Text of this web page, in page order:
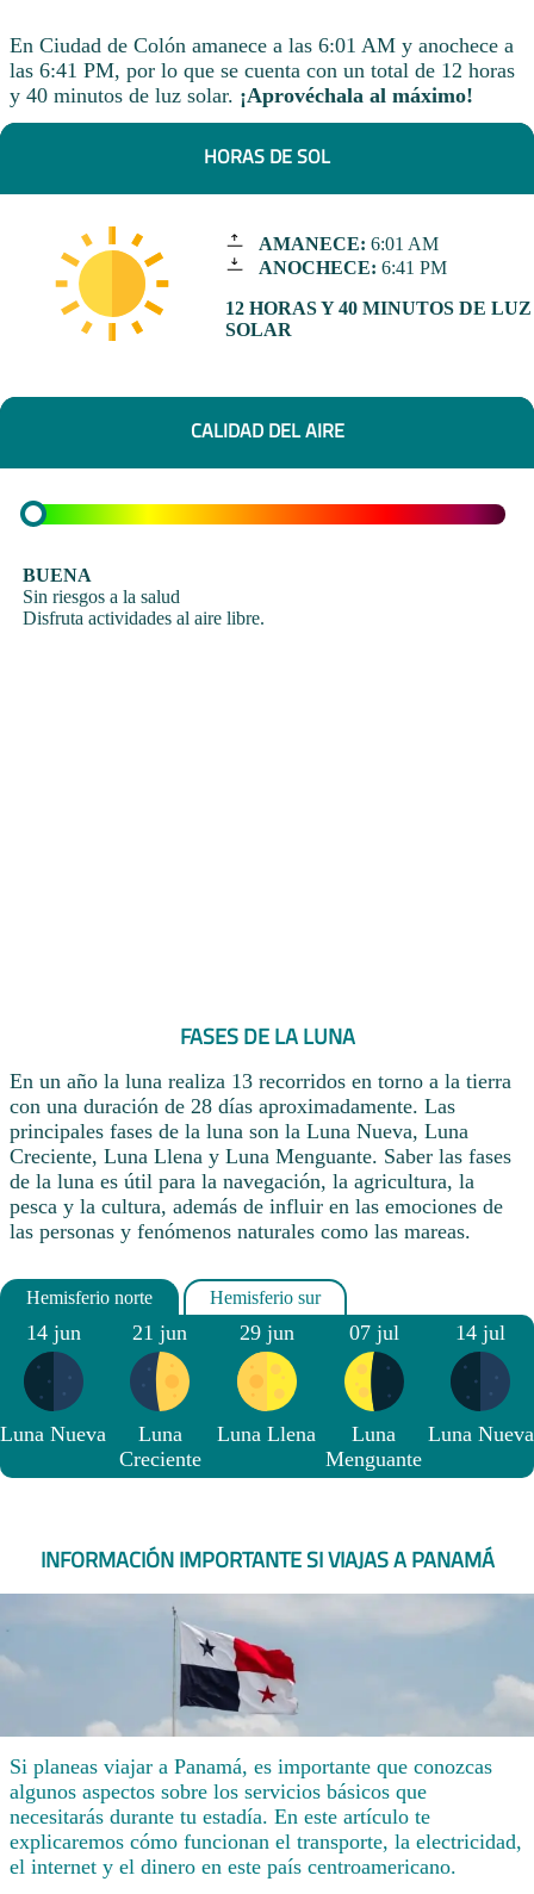
En Ciudad de Colón amanece a las 6:01 AM y anochece a
las 6:41 PM, por lo que se cuenta con un total de 12 horas
y 40 minutos de luz solar. ¡Aprovéchala al máximo!
HORAS DE SOL
AMANECE: 6:01 AM
ANOCHECE: 6:41 PM
12 HORAS Y 40 MINUTOS DE LUZ
SOLAR
CALIDAD DEL AIRE
BUENA
Sin riesgos a la salud
Disfruta actividades al aire libre.
FASES DE LA LUNA
En un año la luna realiza 13 recorridos en torno a la tierra
con una duración de 28 días aproximadamente. Las
principales fases de la luna son la Luna Nueva, Luna
Creciente, Luna Llena y Luna Menguante. Saber las fases
de la luna es útil para la navegación, la agricultura, la
pesca y la cultura, además de influir en las emociones de
las personas y fenómenos naturales como las mareas.
14 jun
Luna Nueva
21 jun
Luna
Creciente
29 jun
Luna Llena
07 jul
Luna
Menguante
14 jul
Luna Nueva
INFORMACIÓN IMPORTANTE SI VIAJAS A PANAMÁ
Si planeas viajar a Panamá, es importante que conozcas
algunos aspectos sobre los servicios básicos que
necesitarás durante tu estadía. En este artículo te
explicaremos cómo funcionan el transporte, la electricidad,
el internet y el dinero en este país centroamericano.